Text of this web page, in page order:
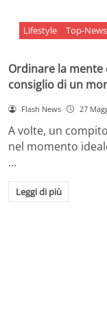
Lifestyle Top-News
Ordinare la mente
consiglio di un
Flash News 27
A volte, un
nel momento
…
Leggi di più